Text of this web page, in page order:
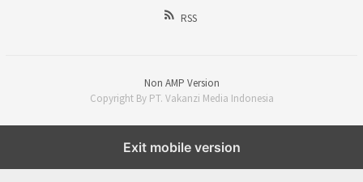
RSS
Non AMP Version
Copyright By PT. Vakanzi Media Indonesia
Exit mobile version